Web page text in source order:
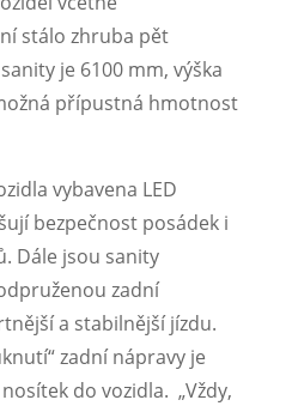
stálo zhruba pět
je 6100 mm, výška
přípustná hmotnost
vybavena LED
bezpečnost posádek i
Dále jsou sanity
zadní
a stabilnější jízdu.
zadní nápravy je
do vozidla. „Vždy,